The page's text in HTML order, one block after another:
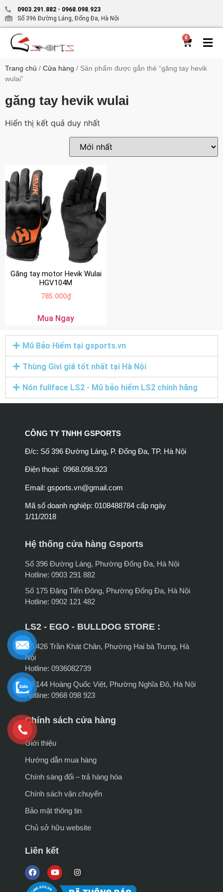
0903.291.882 - 0968.098.923
Số 396 Đường Láng, Đống Đa, Hà Nội
0
Trang chủ / Cửa hàng / Sản phẩm được gắn thẻ “găng tay hevik
wulai”
găng tay hevik wulai
Hiển thị kết quả duy nhất
Găng tay motor Hevik Wulai
HGV104M
785.000₫
Mua Ngay
Mũ Bảo Hiểm tại gsports.vn
Thùng Givi giá tốt nhất tại Hà Nội
Nón fullface LS2 - Mũ bảo hiểm LS2 chính hãng
CÔNG TY TNHH GSPORTS
Đ/c: Số 396 Đường Láng, P. Đống Đa, TP. Hà Nội
Điện thoại: 0968.098.923
Email: gsports.vn@gmail.com
Mã số doanh nghiệp: 0108488784 cấp ngày
1/11/2018
Hệ thống cửa hàng Gsports
Số 396 Đường Láng, Phường Đống Đa, Hà Nội
Hotline: 0903 291 882
Số 175 Đặng Tiến Đông, Phường Đống Đa, Hà Nội
Hotline: 0902 121 482
LS2 - EGO - BULLDOG STORE :
Số 426 Trần Khát Chân, Phường Hai bà Trưng, Hà
Nội
Hotline: 0936082739
Số 144 Hoàng Quốc Việt, Phường Nghĩa Đô, Hà Nội
Hotline: 0968 098 923
Chính sách cửa hàng
Giới thiệu
Hướng dẫn mua hàng
Chính sáng đổi – trả hàng hóa
Chính sách vận chuyển
Bảo mật thông tin
Chủ sở hữu website
Liên kết